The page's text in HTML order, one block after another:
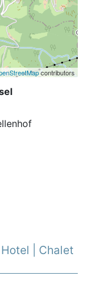
contributors
| Chalet